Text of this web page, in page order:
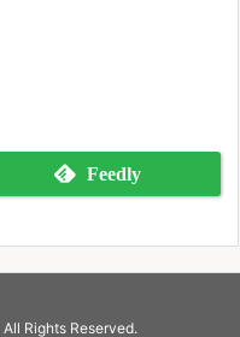
Feedly
All Rights Reserved.